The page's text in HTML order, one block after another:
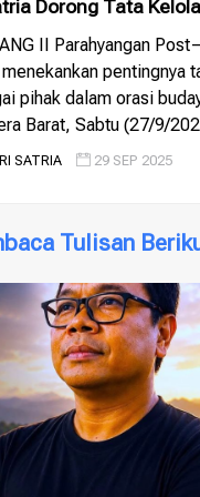
Dorong Tata
II Parahyangan
pentingnya
pihak dalam orasi
Barat, Sabtu (27/9/
jelas, ekosistem
SATRIA 29 SEP 2025
Tulisan